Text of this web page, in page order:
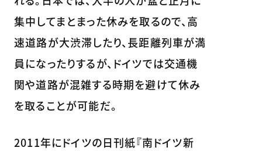
集中してまとまった休みを取るので、高
速道路が大渋滞したり、長距離列車が満
員になったりするが、ドイツでは交通機
関や道路が混雑する時期を避けて休み
を取ることが可能だ。
2011年にドイツの日刊紙『南ドイツ新